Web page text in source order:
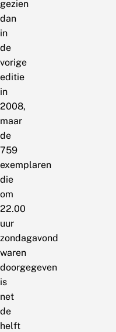
gezien
dan
in
de
vorige
editie
in
2008,
maar
de
759
exemplaren
die
om
22.00
uur
zondagavond
waren
doorgegeven
is
net
de
helft